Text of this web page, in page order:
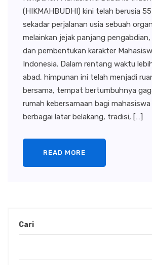
(HIKMAHBUDHI) kini telah berusia
sekadar perjalanan usia sebuah
melainkan jejak panjang
dan pembentukan karakter
Indonesia. Dalam rentang waktu
abad, himpunan ini telah menjadi
bersama, tempat bertumbuhnya
rumah kebersamaan bagi
berbagai latar belakang, tradisi, […]
READ MORE
Cari